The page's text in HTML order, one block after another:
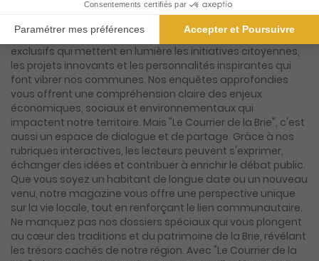
incontournables. Chaque numéro de "Le Courrier de la Brie"
est une invitation à explorer les dynamiques locales qui
façonnent notre quotidien. Plongez dans des reportages
exclusifs qui mettent en lumière les initiatives citoyennes,
les projets innovants et les personnalités inspirantes qui
font vibrer nos communes. Nos enquêtes approfondies
vous offrent une compréhension claire des enjeux
économiques, sociaux et environnementaux qui
impactent notre territoire. Mais "Le Courrier de la Brie", c'est
aussi un espace de dialogue et de partage. Grâce à nos
rubriques interactives, les lecteurs peuvent s'exprimer,
échanger des idées et contribuer à enrichir le débat public.
Que vous soyez un habitant de longue date ou un nouveau
venu, notre magazine vous offre une perspective unique
sur la vie locale, tout en renforçant le lien communautaire.
Ne manquez pas nos dossiers spéciaux qui vous plongent
au cœur des traditions et du patrimoine de la Brie, révélant
les trésors cachés de notre région. Avec "Le Courrier de la